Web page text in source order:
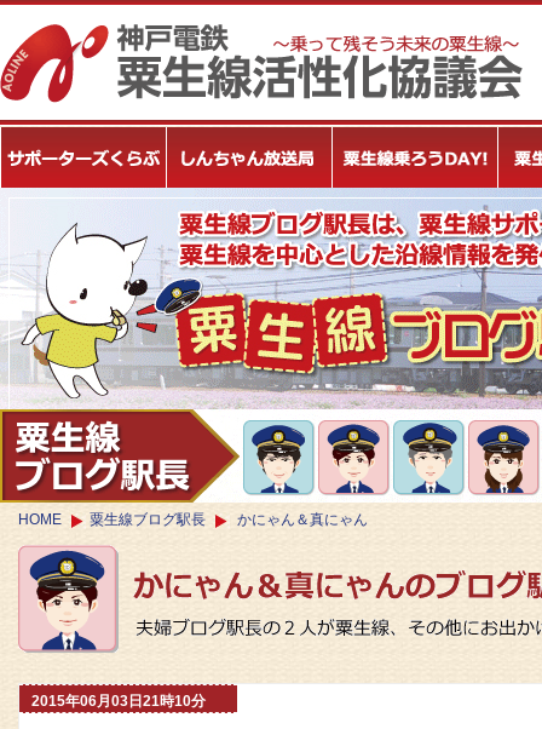
HOME 粟生線ブログ駅長 かにゃん＆真にゃん
2015年06月03日21時10分